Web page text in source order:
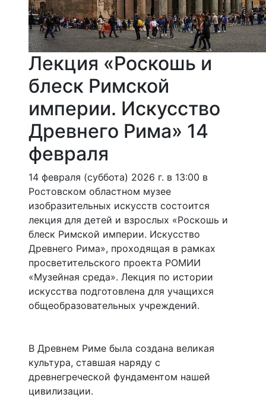
Лекция «Роскошь и
блеск Римской
империи. Искусство
Древнего Рима» 14
февраля
14 февраля (суббота) 2026 г. в 13:00 в
Ростовском областном музее
изобразительных искусств состоится
лекция для детей и взрослых «Роскошь и
блеск Римской империи. Искусство
Древнего Рима», проходящая в рамках
просветительского проекта РОМИИ
«Музейная среда». Лекция по истории
искусства подготовлена для учащихся
общеобразовательных учреждений.
В Древнем Риме была создана великая
культура, ставшая наряду с
древнегреческой фундаментом нашей
цивилизации.